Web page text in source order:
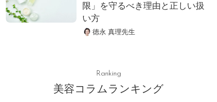
限」を守るべき理由と正しい扱
い方
徳永 真理先生
Ranking
美容コラムランキング